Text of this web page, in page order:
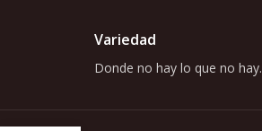
Variedad
Donde no hay lo que no hay.